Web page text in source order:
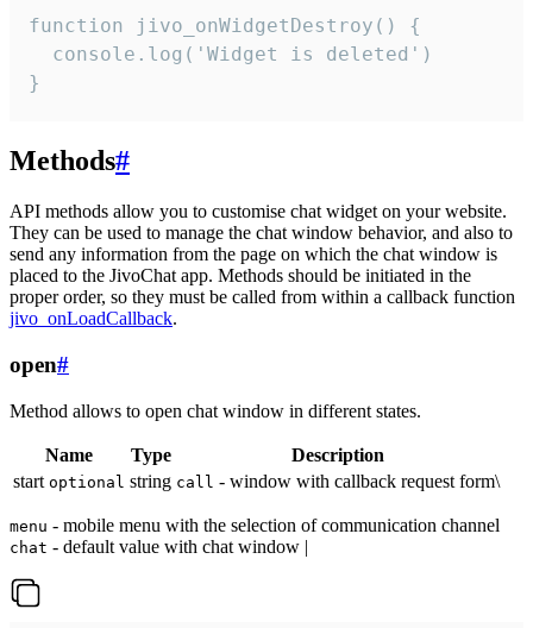
function jivo_onWidgetDestroy() {
  console.log('Widget is deleted')
}
Methods#
API methods allow you to customise chat widget on your website.
They can be used to manage the chat window behavior, and also to
send any information from the page on which the chat window is
placed to the JivoChat app. Methods should be initiated in the
proper order, so they must be called from within a callback function
jivo_onLoadCallback.
open#
Method allows to open chat window in different states.
Name Type
Description
start optional string call - window with callback request form\
menu - mobile menu with the selection of communication channel
chat - default value with chat window |